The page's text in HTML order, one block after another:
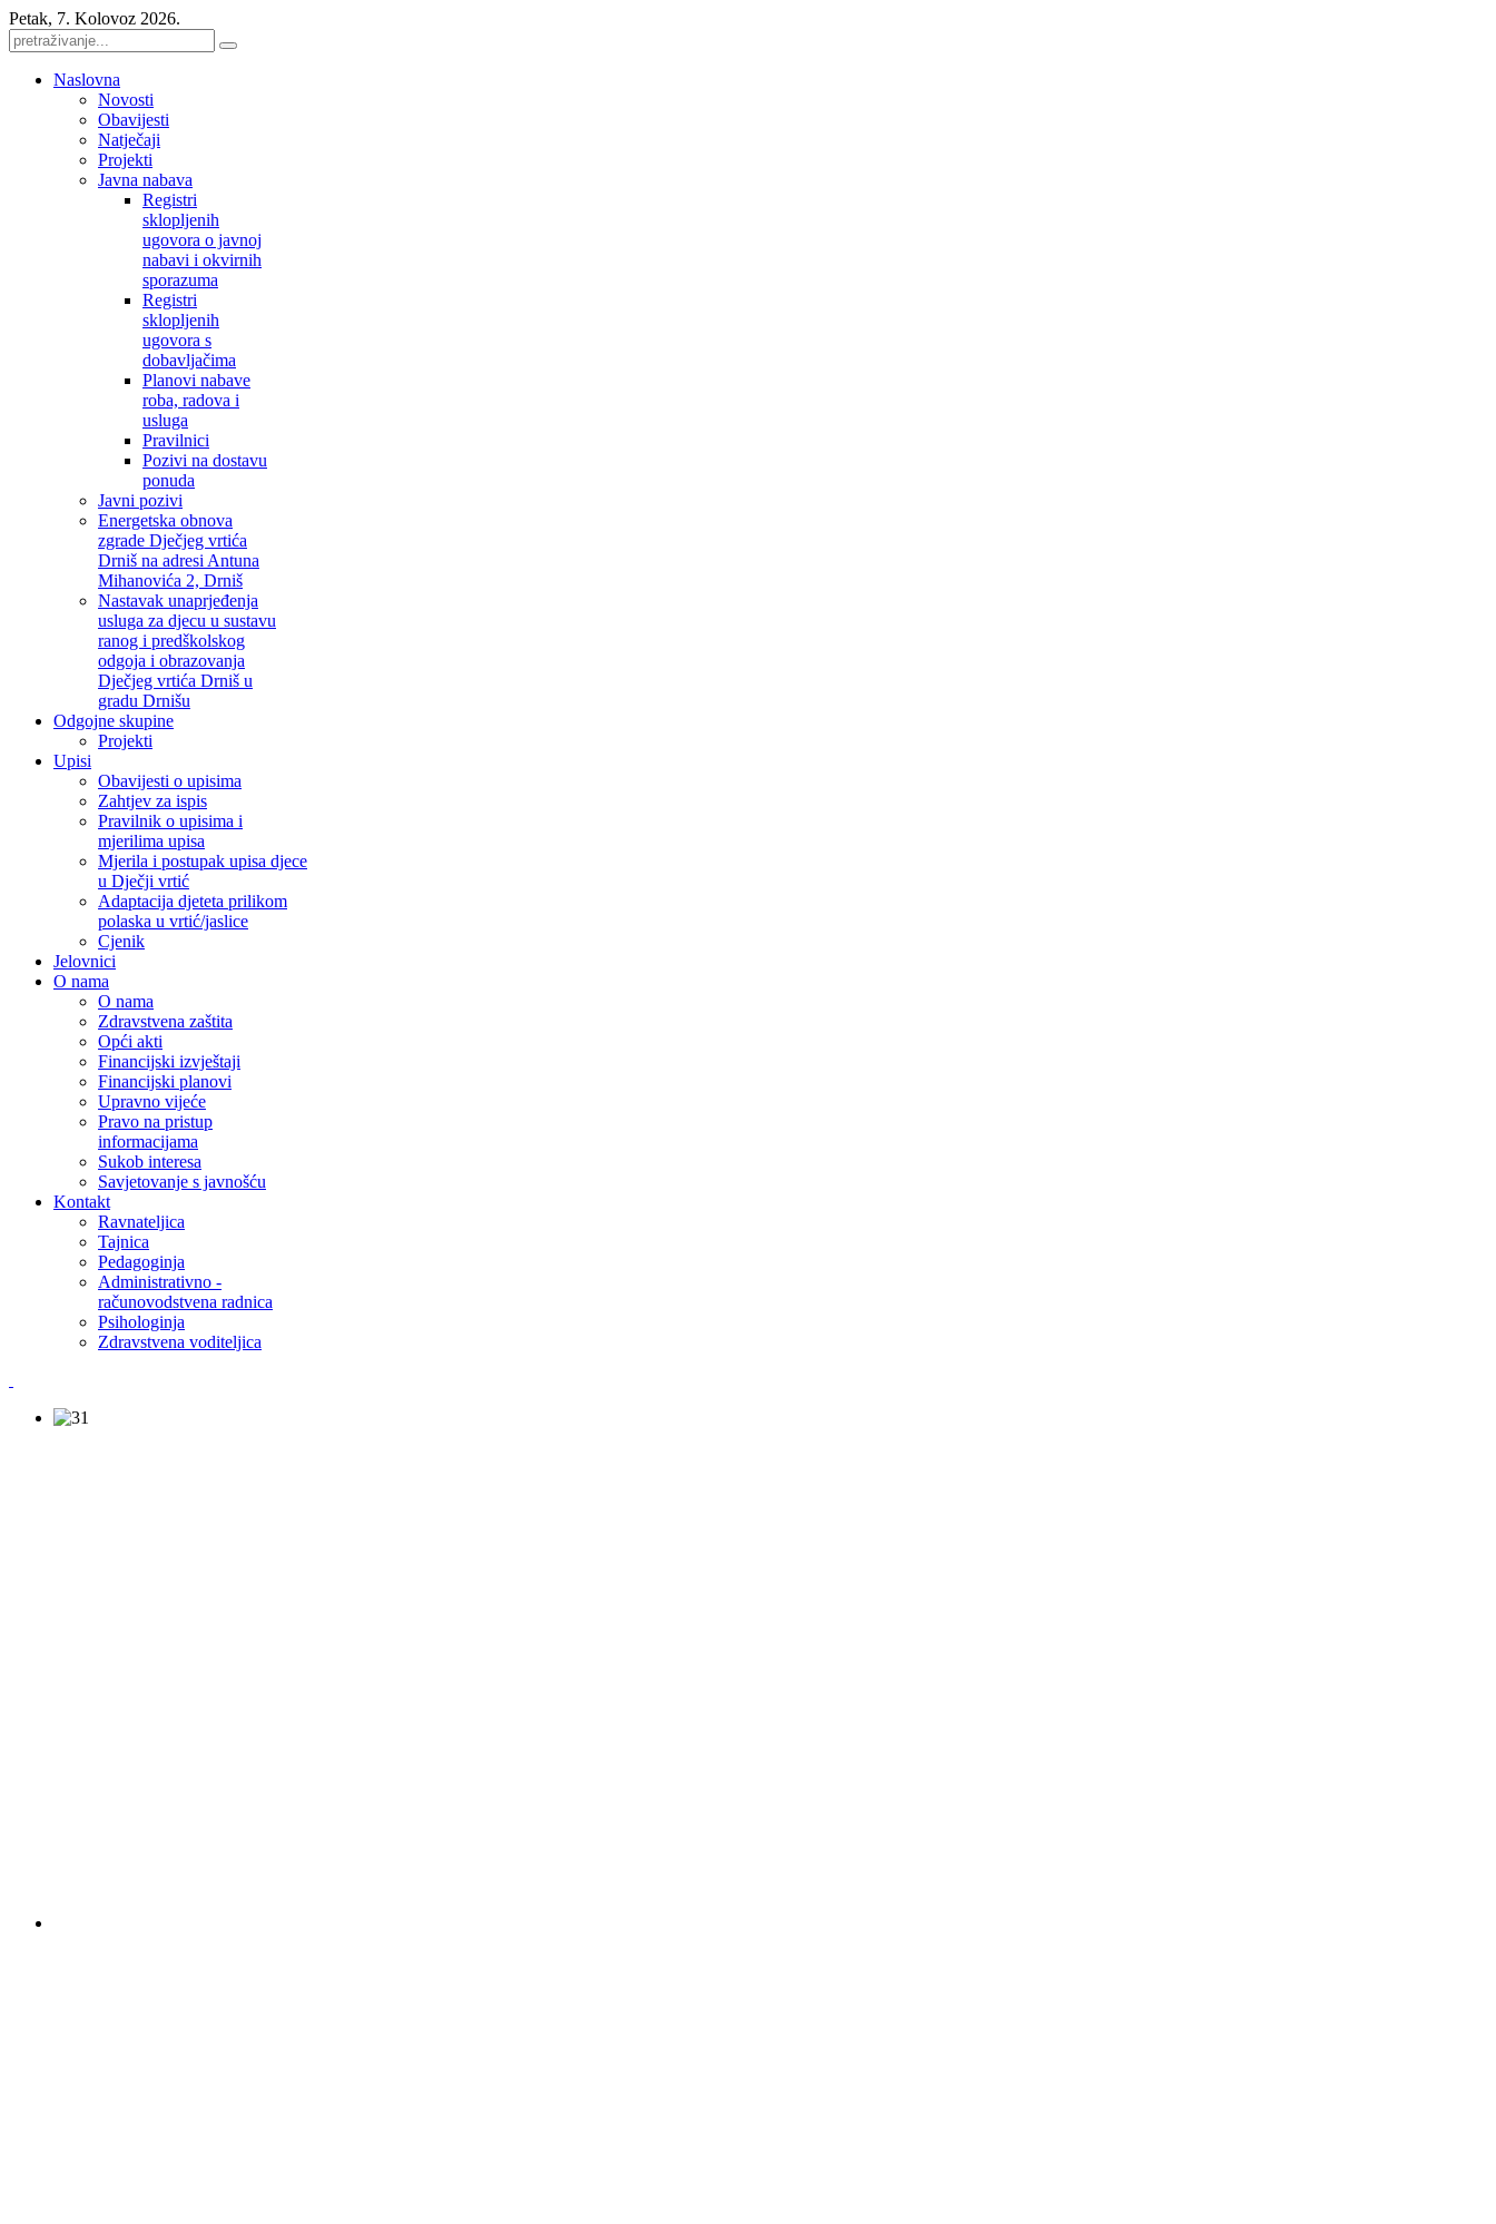
Petak, 7. Kolovoz 2026.
Naslovna
Novosti
Obavijesti
Natječaji
Projekti
Javna nabava
Registri
sklopljenih
ugovora o javnoj
nabavi i okvirnih
sporazuma
Registri
sklopljenih
ugovora s
dobavljačima
Planovi nabave
roba, radova i
usluga
Pravilnici
Pozivi na dostavu
ponuda
Javni pozivi
Energetska obnova
zgrade Dječjeg vrtića
Drniš na adresi Antuna
Mihanovića 2, Drniš
Nastavak unaprjeđenja
usluga za djecu u sustavu
ranog i predškolskog
odgoja i obrazovanja
Dječjeg vrtića Drniš u
gradu Drnišu
Odgojne skupine
Projekti
Upisi
Obavijesti o upisima
Zahtjev za ispis
Pravilnik o upisima i
mjerilima upisa
Mjerila i postupak upisa djece
u Dječji vrtić
Adaptacija djeteta prilikom
polaska u vrtić/jaslice
Cjenik
Jelovnici
O nama
O nama
Zdravstvena zaštita
Opći akti
Financijski izvještaji
Financijski planovi
Upravno vijeće
Pravo na pristup
informacijama
Sukob interesa
Savjetovanje s javnošću
Kontakt
Ravnateljica
Tajnica
Pedagoginja
Administrativno -
računovodstvena radnica
Psihologinja
Zdravstvena voditeljica